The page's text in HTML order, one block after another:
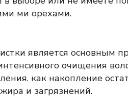
ми орехами.
является основным
очищения
как накопление
и загрязнений.